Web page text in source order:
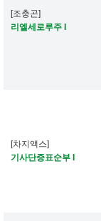
[조충곤]
리엘세로루주 I
[차지액스]
기사단증표순부 I